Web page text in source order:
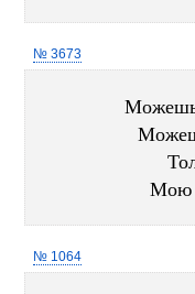
№ 3673
Можешь
Мою
№ 1064